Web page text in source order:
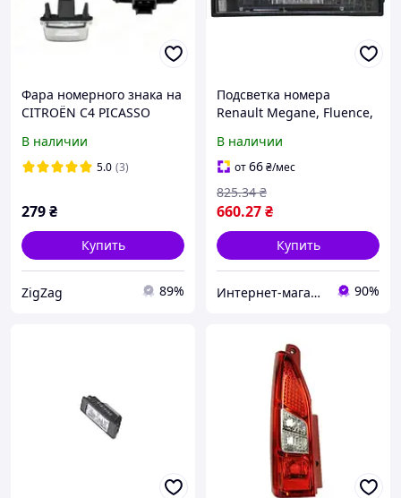
Фара номерного знака на
CITROËN C4 PICASSO
В наличии
5.0 (3)
279₴
Купить
ZigZag 89%
Подсветка номера
Renault Megane, Fluence,
Symbol, Logan, Trafic,
Master, Opel Vivaro 2006-
2010
В наличии
от66₴/мес
660.27₴
825.34 ₴
Купить
Интернет-магазин Prokuzov 90%